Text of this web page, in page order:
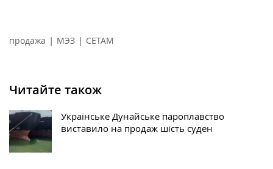
продажа | МЭЗ | СЕТАМ
Читайте також
Українське Дунайське пароплавство
виставило на продаж шість суден